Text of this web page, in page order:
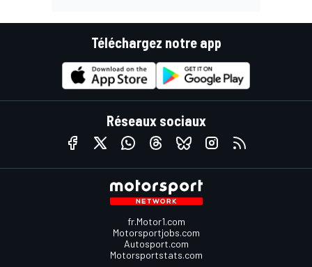
Téléchargez notre app
Réseaux sociaux
fr.Motor1.com
Motorsportjobs.com
Autosport.com
Motorsportstats.com